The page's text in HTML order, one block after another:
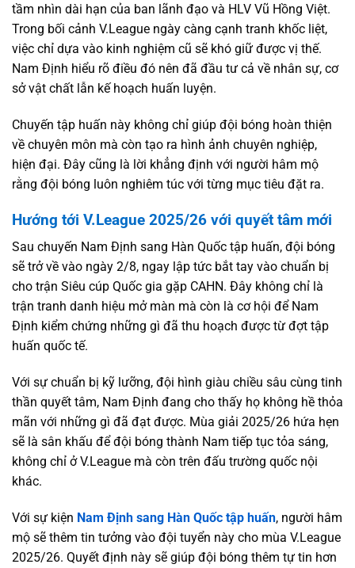
tầm nhìn dài hạn của ban lãnh đạo và HLV Vũ Hồng Việt.
Trong bối cảnh V.League ngày càng cạnh tranh khốc liệt,
việc chỉ dựa vào kinh nghiệm cũ sẽ khó giữ được vị thế.
Nam Định hiểu rõ điều đó nên đã đầu tư cả về nhân sự, cơ
sở vật chất lẫn kế hoạch huấn luyện.
Chuyến tập huấn này không chỉ giúp đội bóng hoàn thiện
về chuyên môn mà còn tạo ra hình ảnh chuyên nghiệp,
hiện đại. Đây cũng là lời khẳng định với người hâm mộ
rằng đội bóng luôn nghiêm túc với từng mục tiêu đặt ra.
Hướng tới V.League 2025/26 với quyết tâm mới
Sau chuyến Nam Định sang Hàn Quốc tập huấn, đội bóng
sẽ trở về vào ngày 2/8, ngay lập tức bắt tay vào chuẩn bị
cho trận Siêu cúp Quốc gia gặp CAHN. Đây không chỉ là
trận tranh danh hiệu mở màn mà còn là cơ hội để Nam
Định kiểm chứng những gì đã thu hoạch được từ đợt tập
huấn quốc tế.
Với sự chuẩn bị kỹ lưỡng, đội hình giàu chiều sâu cùng tinh
thần quyết tâm, Nam Định đang cho thấy họ không hề thỏa
mãn với những gì đã đạt được. Mùa giải 2025/26 hứa hẹn
sẽ là sân khấu để đội bóng thành Nam tiếp tục tỏa sáng,
không chỉ ở V.League mà còn trên đấu trường quốc nội
khác.
Với sự kiện Nam Định sang Hàn Quốc tập huấn, người hâm
mộ sẽ thêm tin tưởng vào đội tuyển này cho mùa V.League
2025/26. Quyết định này sẽ giúp đội bóng thêm tự tin hơn